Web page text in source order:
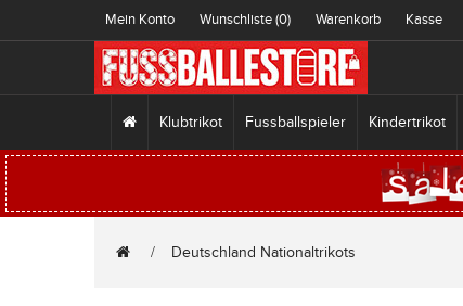
Mein Konto Wunschliste (0) Warenkorb Kasse
Klubtrikot Fussballspieler Kindertrikot
Deutschland Nationaltrikots